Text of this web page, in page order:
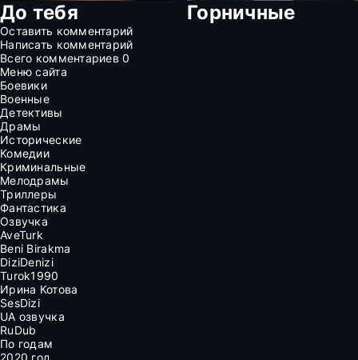
До тебя Горничные
Оставить комментарий
Написать комментарий
Всего комментариев0
Меню сайта
Боевики
Военные
Детективы
Драмы
Исторические
Комедии
Криминальные
Мелодрамы
Триллеры
Фантастика
Озвучка
AveTurk
Beni Birakma
DiziDenizi
Turok1990
Ирина Котова
SesDizi
UA озвучка
RuDub
По годам
2020 год